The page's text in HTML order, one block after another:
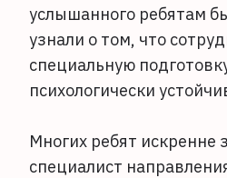
услышанного ребятам
узнали о том, что
специальную
психологически
Многих ребят искренне
специалист